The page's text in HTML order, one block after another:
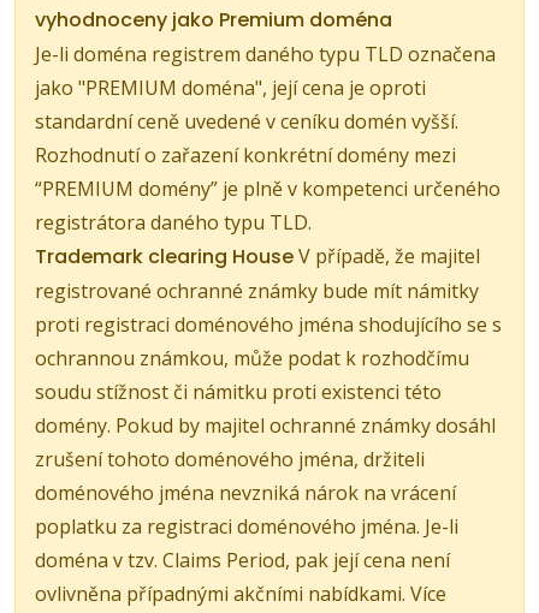
vyhodnoceny jako Premium doména
Je-li doména registrem daného typu TLD označena
jako "PREMIUM doména", její cena je oproti
standardní ceně uvedené v ceníku domén vyšší.
Rozhodnutí o zařazení konkrétní domény mezi
“PREMIUM domény” je plně v kompetenci určeného
registrátora daného typu TLD.
Trademark clearing HouseV případě, že majitel
registrované ochranné známky bude mít námitky
proti registraci doménového jména shodujícího se s
ochrannou známkou, může podat k rozhodčímu
soudu stížnost či námitku proti existenci této
domény. Pokud by majitel ochranné známky dosáhl
zrušení tohoto doménového jména, držiteli
doménového jména nevzniká nárok na vrácení
poplatku za registraci doménového jména. Je-li
doména v tzv. Claims Period, pak její cena není
ovlivněna případnými akčními nabídkami. Více